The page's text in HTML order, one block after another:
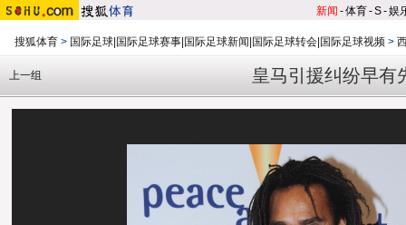
新闻 -体育-S-娱
搜狐体育 > 国际足球|国际足球赛事|国际足球新闻|国际足球转会|国际足球视频 >
皇马引援纠纷早有
上一组